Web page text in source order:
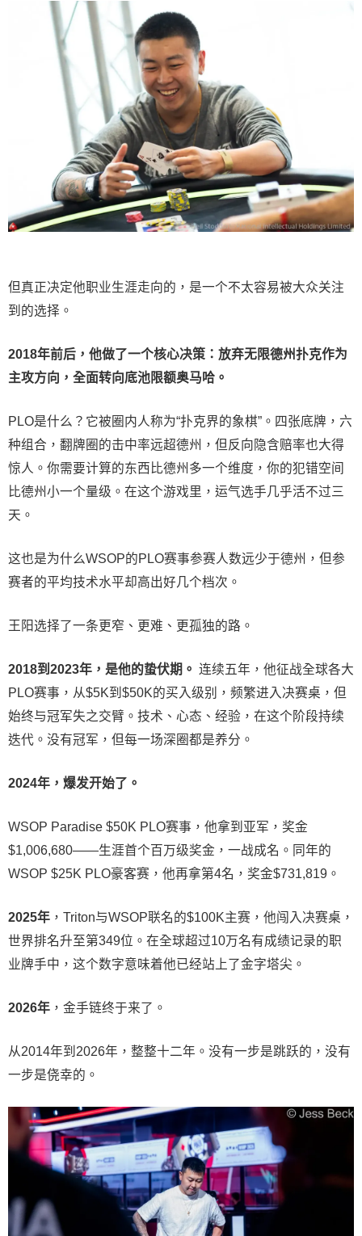
但真正决定他职业生涯走向的，是一个不太容易被大众关注
到的选择。
2018年前后，他做了一个核心决策：放弃无限德州扑克作为
主攻方向，全面转向底池限额奥马哈。
PLO是什么？它被圈内人称为“扑克界的象棋”。四张底牌，六
种组合，翻牌圈的击中率远超德州，但反向隐含赔率也大得
惊人。你需要计算的东西比德州多一个维度，你的犯错空间
比德州小一个量级。在这个游戏里，运气选手几乎活不过三
天。
这也是为什么WSOP的PLO赛事参赛人数远少于德州，但参
赛者的平均技术水平却高出好几个档次。
王阳选择了一条更窄、更难、更孤独的路。
2018到2023年，是他的蛰伏期。 连续五年，他征战全球各大
PLO赛事，从$5K到$50K的买入级别，频繁进入决赛桌，但
始终与冠军失之交臂。技术、心态、经验，在这个阶段持续
迭代。没有冠军，但每一场深圈都是养分。
2024年，爆发开始了。
WSOP Paradise $50K PLO赛事，他拿到亚军，奖金
$1,006,680——生涯首个百万级奖金，一战成名。同年的
WSOP $25K PLO豪客赛，他再拿第4名，奖金$731,819。
2025年 ，Triton与WSOP联名的$100K主赛，他闯入决赛桌，
世界排名升至第349位。在全球超过10万名有成绩记录的职
业牌手中，这个数字意味着他已经站上了金字塔尖。
2026年 ，金手链终于来了。
从2014年到2026年，整整十二年。没有一步是跳跃的，没有
一步是侥幸的。